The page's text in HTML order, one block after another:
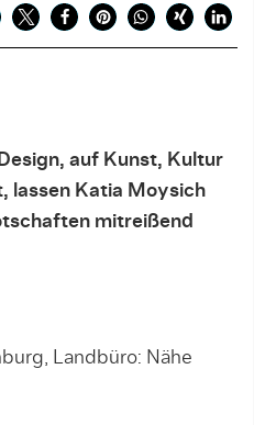
auf Kunst, Kultur
lassen Katia Moysich
mitreißend
Landbüro: Nähe